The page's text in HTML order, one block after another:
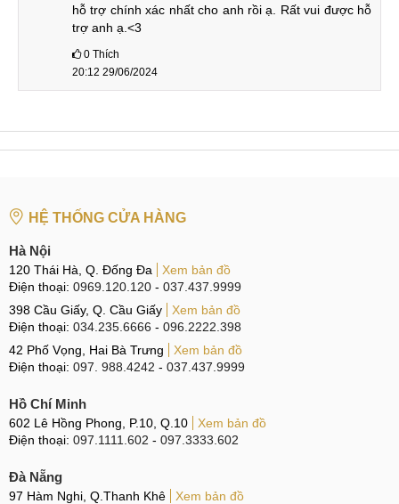
hỗ trợ chính xác nhất cho anh rồi ạ. Rất vui được hỗ
trợ anh ạ.<3
0 Thích
20:12 29/06/2024
HỆ THỐNG CỬA HÀNG
Hà Nội
120 Thái Hà, Q. Đống Đa
Xem bản đồ
Điện thoại: 0969.120.120 - 037.437.9999
398 Cầu Giấy, Q. Cầu Giấy
Xem bản đồ
Điện thoại: 034.235.6666 - 096.2222.398
42 Phố Vọng, Hai Bà Trưng
Xem bản đồ
Điện thoại: 097. 988.4242 - 037.437.9999
Hồ Chí Minh
602 Lê Hồng Phong, P.10, Q.10
Xem bản đồ
Điện thoại: 097.1111.602 - 097.3333.602
Đà Nẵng
97 Hàm Nghi, Q.Thanh Khê
Xem bản đồ